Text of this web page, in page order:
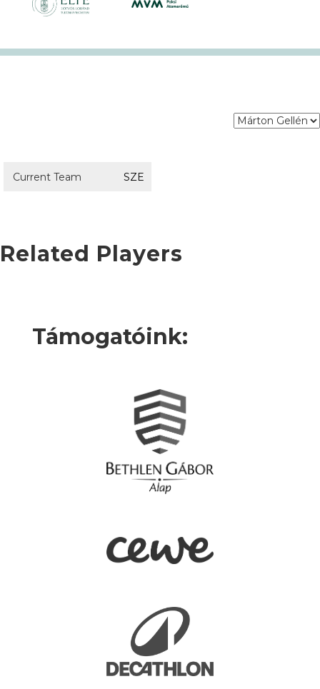
Current Team SZE
Related Players
Támogatóink: